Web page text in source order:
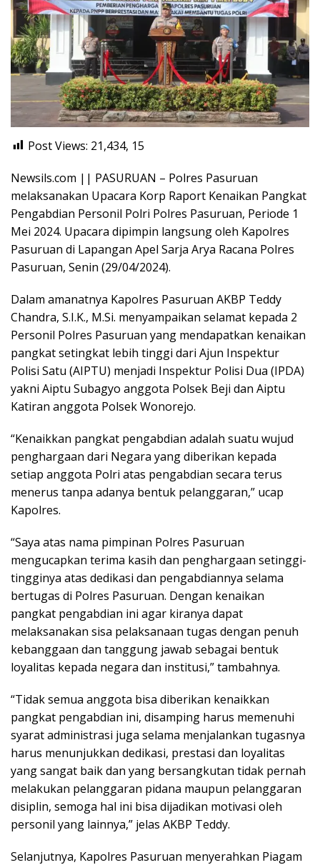
Post Views: 21,434, 15
Newsils.com || PASURUAN – Polres Pasuruan
melaksanakan Upacara Korp Raport Kenaikan Pangkat
Pengabdian Personil Polri Polres Pasuruan, Periode 1
Mei 2024. Upacara dipimpin langsung oleh Kapolres
Pasuruan di Lapangan Apel Sarja Arya Racana Polres
Pasuruan, Senin (29/04/2024).
Dalam amanatnya Kapolres Pasuruan AKBP Teddy
Chandra, S.I.K., M.Si. menyampaikan selamat kepada 2
Personil Polres Pasuruan yang mendapatkan kenaikan
pangkat setingkat lebih tinggi dari Ajun Inspektur
Polisi Satu (AIPTU) menjadi Inspektur Polisi Dua (IPDA)
yakni Aiptu Subagyo anggota Polsek Beji dan Aiptu
Katiran anggota Polsek Wonorejo.
“Kenaikkan pangkat pengabdian adalah suatu wujud
penghargaan dari Negara yang diberikan kepada
setiap anggota Polri atas pengabdian secara terus
menerus tanpa adanya bentuk pelanggaran,” ucap
Kapolres.
“Saya atas nama pimpinan Polres Pasuruan
mengucapkan terima kasih dan penghargaan setinggi-
tingginya atas dedikasi dan pengabdiannya selama
bertugas di Polres Pasuruan. Dengan kenaikan
pangkat pengabdian ini agar kiranya dapat
melaksanakan sisa pelaksanaan tugas dengan penuh
kebanggaan dan tanggung jawab sebagai bentuk
loyalitas kepada negara dan institusi,” tambahnya.
“Tidak semua anggota bisa diberikan kenaikkan
pangkat pengabdian ini, disamping harus memenuhi
syarat administrasi juga selama menjalankan tugasnya
harus menunjukkan dedikasi, prestasi dan loyalitas
yang sangat baik dan yang bersangkutan tidak pernah
melakukan pelanggaran pidana maupun pelanggaran
disiplin, semoga hal ini bisa dijadikan motivasi oleh
personil yang lainnya,” jelas AKBP Teddy.
Selanjutnya, Kapolres Pasuruan menyerahkan Piagam